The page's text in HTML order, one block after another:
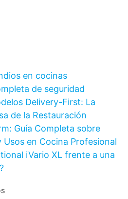
en cocinas
de seguridad
Delivery-First: La
de la Restauración
Guía Completa sobre
Usos en Cocina Profesional
iVario XL frente a una